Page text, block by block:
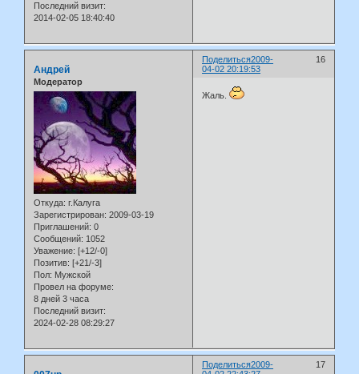
Последний визит:
2014-02-05 18:40:40
Поделиться 16
2009-
04-02 20:19:53
Андрей
Модератор
Откуда: г.Калуга
Зарегистрирован: 2009-03-19
Приглашений: 0
Сообщений: 1052
Уважение: [+12/-0]
Позитив: [+21/-3]
Пол: Мужской
Провел на форуме:
8 дней 3 часа
Последний визит:
2024-02-28 08:29:27
Жаль.
Поделиться 17
2009-